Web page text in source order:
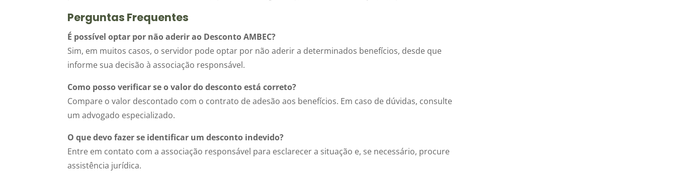
Perguntas Frequentes
É possível optar por não aderir ao Desconto AMBEC?
Sim, em muitos casos, o servidor pode optar por não aderir a determinados benefícios, desde que
informe sua decisão à associação responsável.
Como posso verificar se o valor do desconto está correto?
Compare o valor descontado com o contrato de adesão aos benefícios. Em caso de dúvidas, consulte
um advogado especializado.
O que devo fazer se identificar um desconto indevido?
Entre em contato com a associação responsável para esclarecer a situação e, se necessário, procure
assistência jurídica.